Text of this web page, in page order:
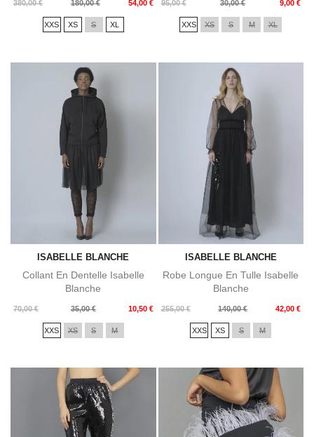
380,00 €
Prix
180,00 € 54,00 €
Prix
XXS XS S XL
95,00 €
Prix
30,00 € 9,00 €
Prix
XXS XS S M XL
ISABELLE BLANCHE
Collant En Dentelle Isabelle
Blanche
70,00 €
Prix
35,00 € 10,50 €
Prix
XXS XS S M
ISABELLE BLANCHE
Robe Longue En Tulle Isabelle
Blanche
255,00 €
Prix
140,00 € 42,00 €
Prix
XXS XS S M